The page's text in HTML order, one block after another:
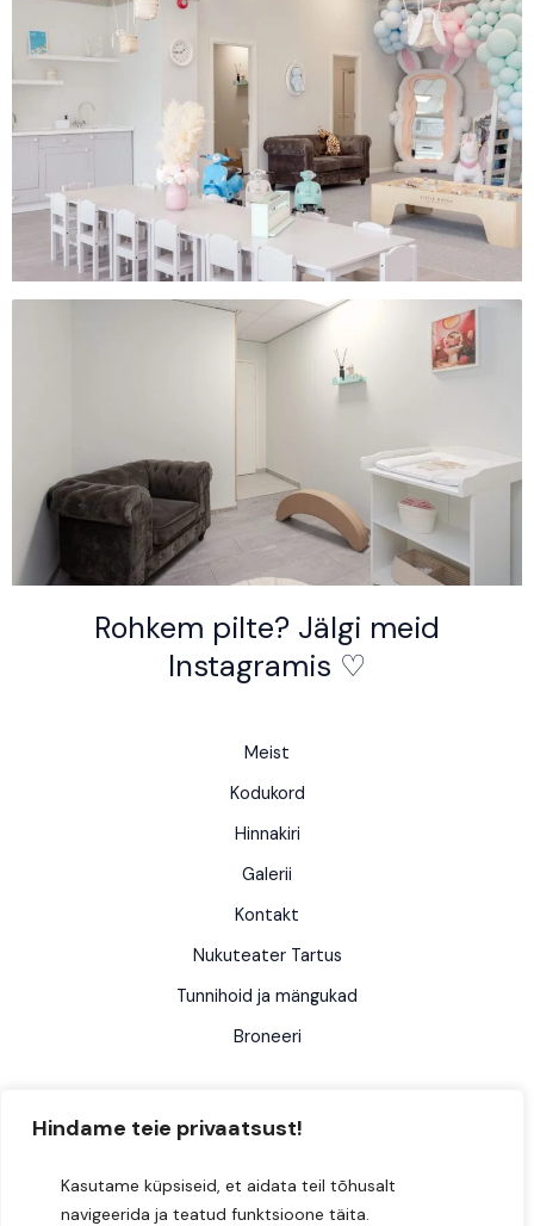
Hindame teie privaatsust!
Kasutame küpsiseid, et aidata teil tõhusalt
navigeerida ja teatud funktsioone täita.
Rohkem pilte? Jälgi meid
Instagramis ♡
Meist
Kodukord
Hinnakiri
Galerii
Kontakt
Nukuteater Tartus
Tunnihoid ja mängukad
Broneeri